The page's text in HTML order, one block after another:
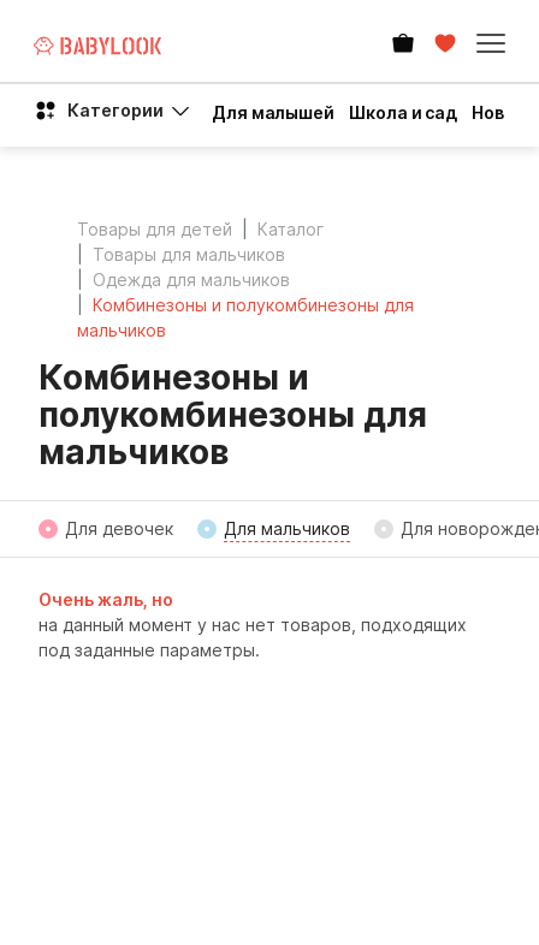
Категории Для малышей Школа и сад Новый
Товары для детей
Каталог
Товары для мальчиков
Одежда для мальчиков
Комбинезоны и полукомбинезоны для
мальчиков
Комбинезоны и
полукомбинезоны для
мальчиков
Для девочек Для мальчиков Для
Очень жаль, но
на данный момент у нас нет товаров, подходящих
под заданные параметры.